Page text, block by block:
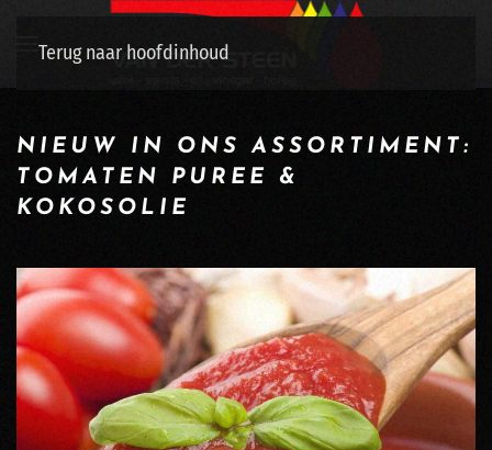
Terug naar hoofdinhoud
NIEUW IN ONS ASSORTIMENT:
TOMATEN PUREE &
KOKOSOLIE